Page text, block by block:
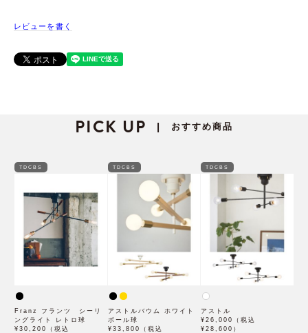
レビューを書く
PICK UP | おすすめ商品
TDCBS
Franz フランツ シーリ
ングライト レトロ球
¥30,200（税込
TDCBS
アストルバウム ホワイト
ボール球
¥33,800（税込
TDCBS
アストル
¥26,000（税込
¥28,600）